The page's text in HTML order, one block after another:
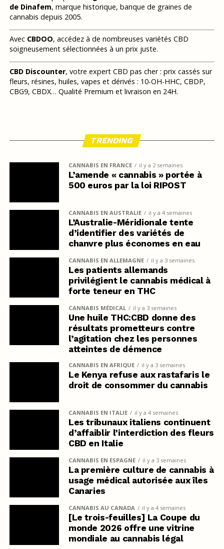
de Dinafem, marque historique, banque de graines de
cannabis depuis 2005.
Avec CBDOO, accédez à de nombreuses variétés CBD
soigneusement sélectionnées à un prix juste.
CBD Discounter, votre expert CBD pas cher : prix cassés sur
fleurs, résines, huiles, vapes et dérivés : 10-OH-HHC, CBDP,
CBG9, CBDX… Qualité Premium et livraison en 24H.
TRENDING
CANNABIS EN FRANCE il y a 2 semaines
L’amende « cannabis » portée à
500 euros par la loi RIPOST
CANNABIS EN AUSTRALIE il y a 4 semaines
L’Australie-Méridionale tente
d’identifier des variétés de
chanvre plus économes en eau
CANNABIS EN ALLEMAGNE il y a 3 semaines
Les patients allemands
privilégient le cannabis médical à
forte teneur en THC
CANNABIS MÉDICAL il y a 3 semaines
Une huile THC:CBD donne des
résultats prometteurs contre
l’agitation chez les personnes
atteintes de démence
CANNABIS EN AFRIQUE il y a 3 semaines
Le Kenya refuse aux rastafaris le
droit de consommer du cannabis
CANNABIS EN ITALIE il y a 4 semaines
Les tribunaux italiens continuent
d’affaiblir l’interdiction des fleurs
CBD en Italie
CANNABIS EN ESPAGNE il y a 3 semaines
La première culture de cannabis à
usage médical autorisée aux îles
Canaries
CANNABIS AU CANADA il y a 4 semaines
[Le trois-feuilles] La Coupe du
monde 2026 offre une vitrine
mondiale au cannabis légal